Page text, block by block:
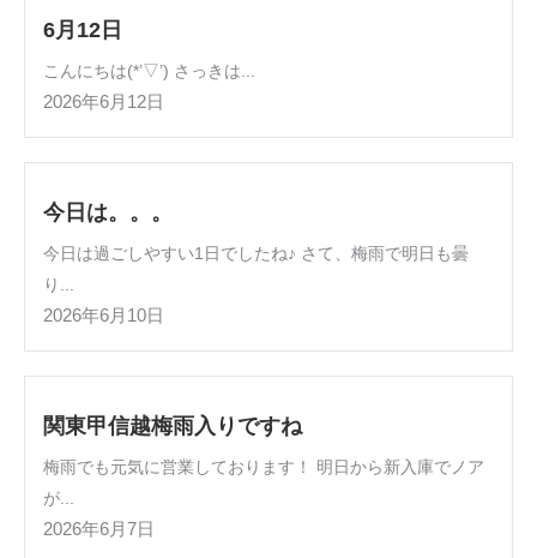
6月12日
こんにちは(*’▽’) さっきは...
2026年6月12日
今日は。。。
今日は過ごしやすい1日でしたね♪ さて、梅雨で明日も曇
り...
2026年6月10日
関東甲信越梅雨入りですね
梅雨でも元気に営業しております！ 明日から新入庫でノア
が...
2026年6月7日